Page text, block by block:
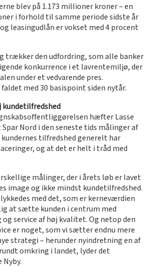
blev på 1.173 millioner kroner – en
i forhold til samme periode sidste år
leasingudlån er vokset med 4 procent
trækker den udfordring, som alle banker
konkurrence i et lavrentemiljø, der
under et vedvarende pres.
med 30 basispoint siden nytår.
hæfter Lasse
Spar Nord i den seneste tids målinger af
tilfredshed generelt har
og at det er helt i tråd med
målinger, der i årets løb er lavet
image og ikke mindst kundetilfredshed.
med det, som er kerneværdien
at sætte kunden i centrum med
service af høj kvalitet. Og netop den
er noget, som vi sætter endnu mere
strategi – herunder nyindretning en af
omkring i landet, lyder det